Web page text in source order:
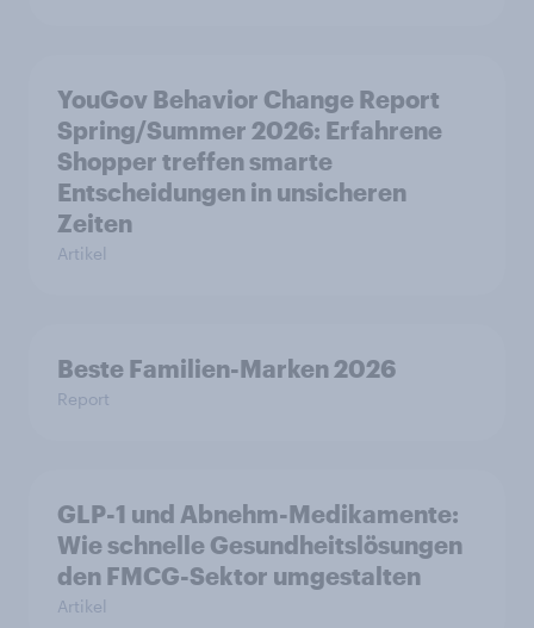
YouGov Behavior Change Report
Spring/Summer 2026: Erfahrene
Shopper treffen smarte
Entscheidungen in unsicheren
Zeiten
Artikel
Beste Familien-Marken 2026
Report
GLP-1 und Abnehm-Medikamente:
Wie schnelle Gesundheitslösungen
den FMCG-Sektor umgestalten
Artikel